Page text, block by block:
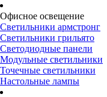
Офисное освещение
Светильники армстронг
Светильники грильято
Светодиодные панели
Модульные светильники
Точечные светильники
Настольные лампы